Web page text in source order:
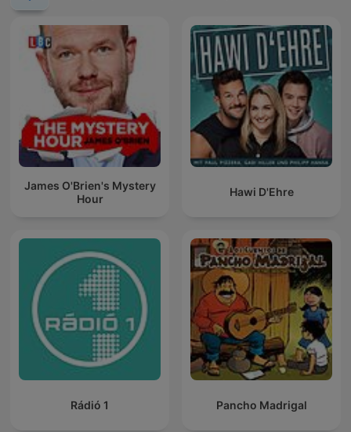
James O'Brien's Mystery
Hour
Hawi D'Ehre
Rádió 1 Pancho Madrigal